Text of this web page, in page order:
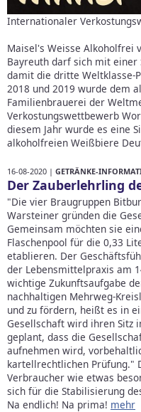
Internationaler
Maisel's Weisse Alkoholfrei
Bayreuth darf sich mit einer
damit die dritte Weltklasse-
2018 und 2019 wurde dem
Familienbrauerei der
Verkostungswettbewerb
diesem Jahr wurde es eine
alkoholfreien Weißbiere
16-08-2020 | GETRÄNKE-
Der Zauberlehrling
"Die vier Braugruppen
Warsteiner gründen die
Gemeinsam möchten sie
Flaschenpool für die 0,33
etablieren. Der
der Lebensmittelpraxis am
wichtige Zukunftsaufgabe
nachhaltigen Mehrweg-
und zu fördern, heißt es in
Gesellschaft wird ihren Sitz
geplant, dass die
aufnehmen wird,
kartellrechtlichen Prüfung."
Verbraucher wie etwas
sich für die Stabilisierung
Na endlich! Na prima! mehr